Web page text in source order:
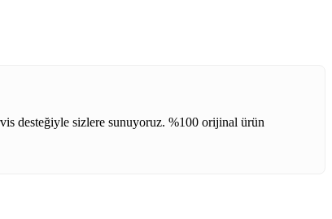
desteğiyle sizlere sunuyoruz. %100 orijinal ürün